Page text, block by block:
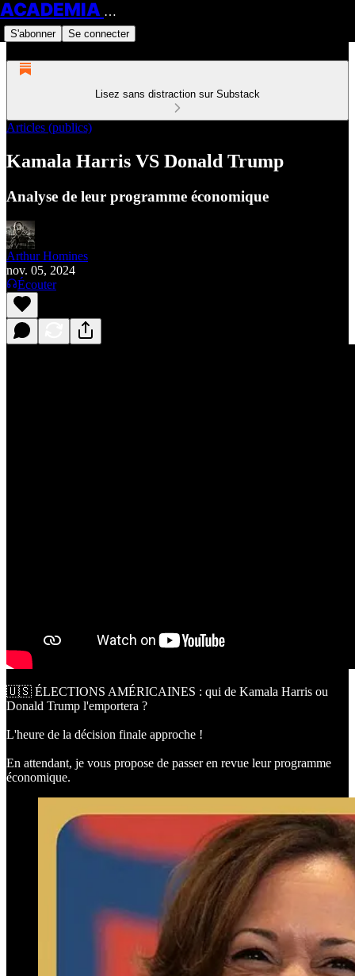
ACADEMIA HOMINES
S'abonner Se connecter
Lisez sans distraction sur Substack
Articles (publics)
Kamala Harris VS Donald Trump
Analyse de leur programme économique
Arthur Homines
nov. 05, 2024
Écouter
🇺🇸 ÉLECTIONS AMÉRICAINES : qui de Kamala Harris ou
Donald Trump l'emportera ?
L'heure de la décision finale approche !
En attendant, je vous propose de passer en revue leur programme
économique.